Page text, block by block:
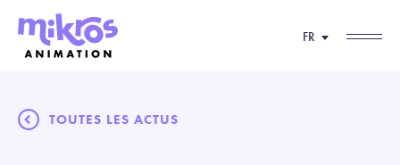
FR
TOUTES LES ACTUS